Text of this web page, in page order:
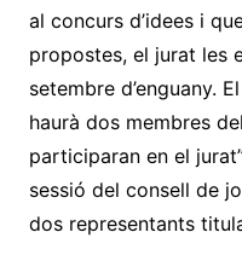
al concurs d’idees i
propostes, el jurat les
setembre d’enguany.
haurà dos membres
participaran en el
sessió del consell de
dos representants